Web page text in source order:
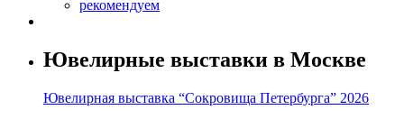
рекомендуем
Ювелирные выставки в Москве
Ювелирная выставка “Сокровища Петербурга” 2026